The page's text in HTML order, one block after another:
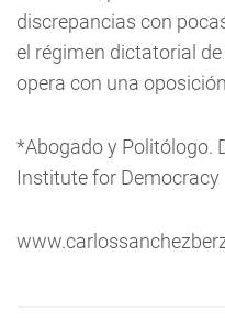
discrepancias con
el régimen dictatorial
opera con una
*Abogado y Politólogo.
Institute for Democracy